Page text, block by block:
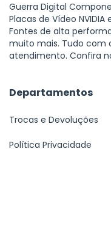
Guerra Digital
Placas de Vídeo NVIDIA
Fontes de alta
muito mais. Tudo com
atendimento. Confira
Departamentos
Trocas e Devoluções
Política Privacidade